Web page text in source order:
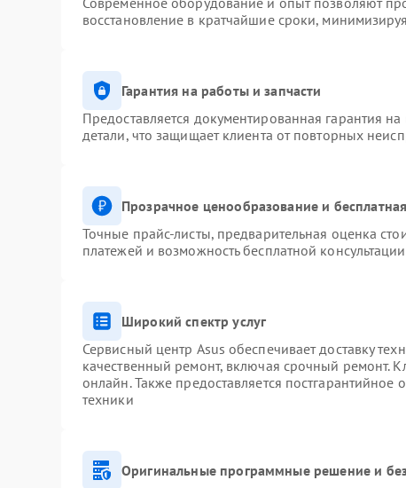
восстановление в кратчайшие сроки,
Гарантия на работы и запчасти
Предоставляется документированная гарантия
детали, что защищает клиента от повторных
Прозрачное ценообразование и
Точные прайс-листы, предварительная оценка
платежей и возможность бесплатной
Широкий спектр услуг
Сервисный центр Asus обеспечивает доставку
качественный ремонт, включая срочный ремонт.
онлайн. Также предоставляется
техники
Оригинальные программные решение и